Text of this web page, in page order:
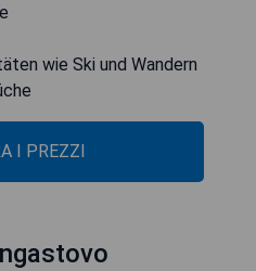
wie Ski und Wandern
I PREZZI